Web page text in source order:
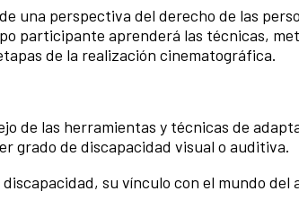
una perspectiva del derecho de las
participante aprenderá las técnicas,
de la realización cinematográfica.
de las herramientas y técnicas de
grado de discapacidad visual o auditiva.
su vínculo con el mundo del